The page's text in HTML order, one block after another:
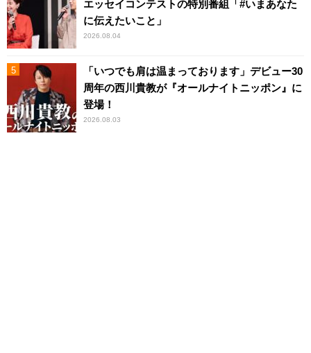
エッセイコンテストの特別番組「#いまあなた
に伝えたいこと」
2026.08.04
「いつでも肩は温まっております」デビュー30
周年の西川貴教が『オールナイトニッポン』に
登場！
2026.08.03